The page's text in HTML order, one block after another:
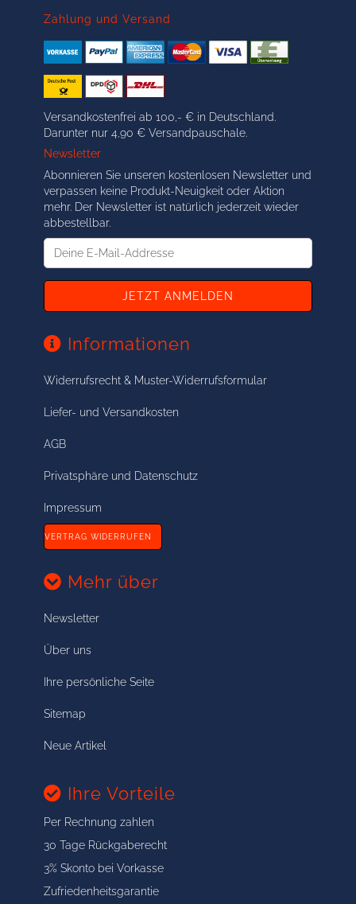
Zahlung und Versand
Versandkostenfrei ab 100,- € in Deutschland.
Darunter nur 4,90 € Versandpauschale.
Newsletter
Abonnieren Sie unseren kostenlosen Newsletter und
verpassen keine Produkt-Neuigkeit oder Aktion
mehr. Der Newsletter ist natürlich jederzeit wieder
abbestellbar.
Deine
Informationen
Widerrufsrecht & Muster-Widerrufsformular
Liefer- und Versandkosten
AGB
Privatsphäre und Datenschutz
Impressum
VERTRAG WIDERRUFEN
Mehr über
Newsletter
Über uns
Ihre persönliche Seite
Sitemap
Neue Artikel
Ihre Vorteile
Per Rechnung zahlen
30 Tage Rückgaberecht
3% Skonto bei Vorkasse
Zufriedenheitsgarantie